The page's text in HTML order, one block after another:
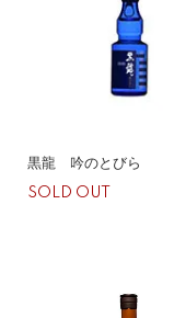
黒龍 吟のとびら
SOLD OUT